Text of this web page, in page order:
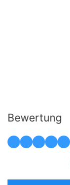
Bewertung